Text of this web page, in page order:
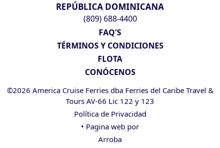
REPÚBLICA DOMINICANA
(809) 688-4400
FAQ'S
TÉRMINOS Y CONDICIONES
FLOTA
CONÓCENOS
©2026 America Cruise Ferries dba Ferries del Caribe Travel &
Tours AV-66 Lic 122 y 123
Política de Privacidad
• Pagina web por
Arroba